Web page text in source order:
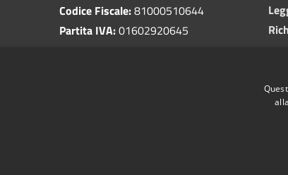
Codice Fiscale:81000510644
Partita IVA:01602920645